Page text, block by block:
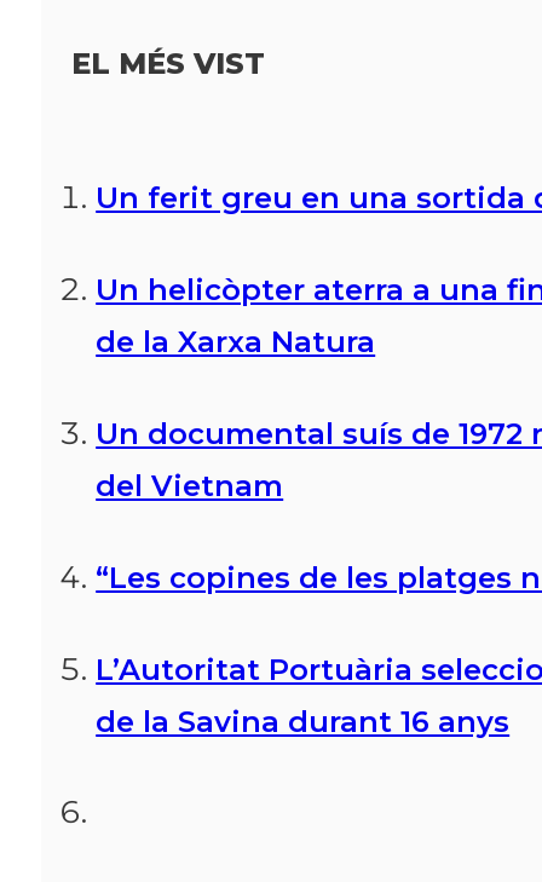
EL MÉS VIST
Un ferit greu en una sortida
Un helicòpter aterra a una
de la Xarxa Natura
Un documental suís de
del Vietnam
“Les copines de les platges
L’Autoritat Portuària
de la Savina durant 16 anys